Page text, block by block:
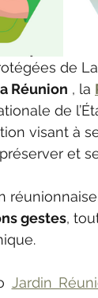
de
Réunion , la
de
visant à
et
gestes,
Jardin